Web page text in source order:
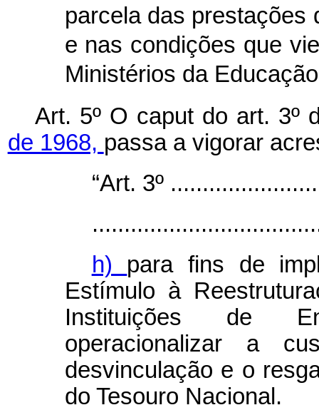
parcela das prestações
e nas condições que
Ministérios da
Art. 5º O caput do art. 3º
de 1968, passa a vigorar
“Art. 3º
h) para fins de
Estímulo à
Instituições de
operacionalizar a
desvinculação e o
do Tesouro Nacional.